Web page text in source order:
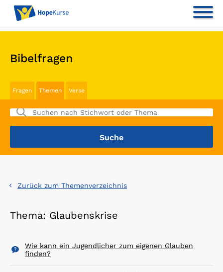
Bibelfragen
Fragen Themen Verse
Zurück zum Themenverzeichnis
Thema: Glaubenskrise
Wie kann ein Jugendlicher zum eigenen Glauben
finden?